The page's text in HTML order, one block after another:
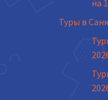
на
Туры в